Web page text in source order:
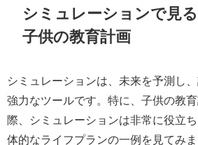
シミュレーションで見
子供の教育計画
シミュレーションは、未来を予測し
強力なツールです。特に、子供の教
際、シミュレーションは非常に役立
体的なライフプランの一例を見てみま